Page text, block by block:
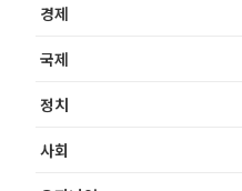
경제
국제
정치
사회